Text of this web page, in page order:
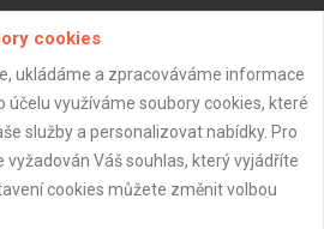
informace
cookies
ukládáme a zpracováváme informace
účelu využíváme soubory cookies, které
služby a personalizovat nabídky. Pro
vyžadován Váš souhlas, který vyjádříte
cookies můžete změnit volbou